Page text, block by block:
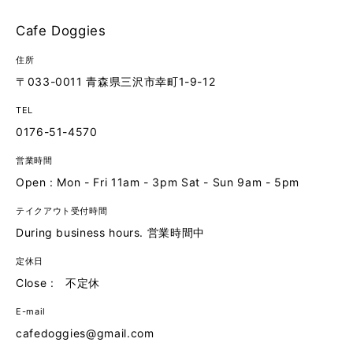
Cafe Doggies
住所
〒033-0011 青森県三沢市幸町1-9-12
TEL
0176-51-4570
営業時間
Open : Mon - Fri 11am - 3pm Sat - Sun 9am - 5pm
テイクアウト受付時間
During business hours. 営業時間中
定休日
Close : 不定休
E-mail
cafedoggies@gmail.com